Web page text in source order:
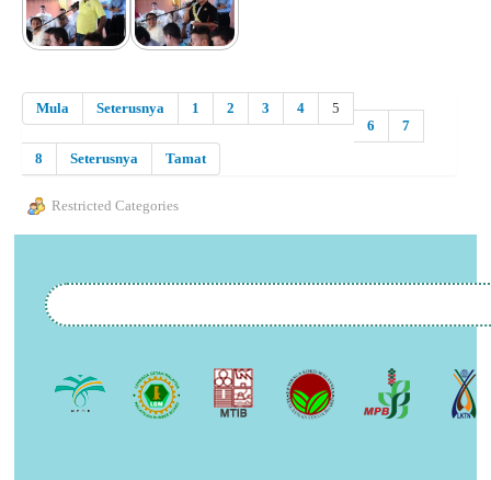
Mula Seterusnya 1 2 3 4
5
6
7
8
Seterusnya Tamat
Restricted Categories